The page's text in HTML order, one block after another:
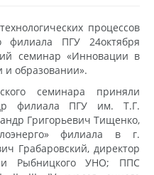
процессов
филиала ПГУ 24октября
семинар «Инновации в
образовании».
семинара приняли
филиала ПГУ им. Т.Г.
Григорьевич Тищенко,
филиала в г.
Грабаровский, директор
Рыбницкого УНО; ППС